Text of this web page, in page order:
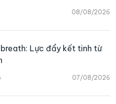
08/08/2026
07/08/2026
breath: Lực đẩy kết tinh từ